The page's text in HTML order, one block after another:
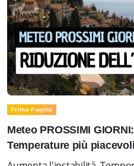
Prima Pagina
Meteo PROSSIMI
Temperature più piacevoli